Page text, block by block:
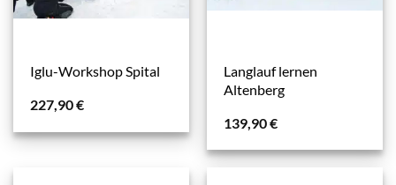
Iglu-Workshop Spital
227,90€
Langlauf lernen
Altenberg
139,90€